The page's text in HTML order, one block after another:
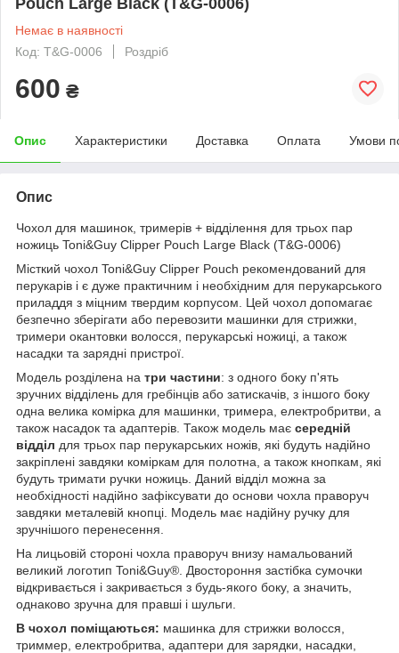
Немає в наявності
Код: T&G-0006
Роздріб
600 ₴
Опис Характеристики Доставка Оплата Умови
Опис
Чохол для машинок, тримерів + відділення для трьох пар
ножиць Toni&Guy Clipper Pouch Large Black (T&G-0006)
Місткий чохол Toni&Guy Clipper Pouch рекомендований для
перукарів і є дуже практичним і необхідним для перукарського
приладдя з міцним твердим корпусом. Цей чохол допомагає
безпечно зберігати або перевозити машинки для стрижки,
тримери окантовки волосся, перукарські ножиці, а також
насадки та зарядні пристрої.
Модель розділена на три частини: з одного боку п'ять
зручних відділень для гребінців або затискачів, з іншого боку
одна велика комірка для машинки, тримера, електробритви, а
також насадок та адаптерів. Також модель має середній
відділ для трьох пар перукарських ножів, які будуть надійно
закріплені завдяки коміркам для полотна, а також кнопкам, які
будуть тримати ручки ножиць. Даний відділ можна за
необхідності надійно зафіксувати до основи чохла праворуч
завдяки металевій кнопці. Модель має надійну ручку для
зручнішого перенесення.
На лицьовій стороні чохла праворуч внизу намальований
великий логотип Toni&Guy®. Двостороння застібка сумочки
відкривається і закривається з будь-якого боку, а значить,
однаково зручна для правші і шульги.
В чохол поміщаються: машинка для стрижки волосся,
триммер, електробритва, адаптери для зарядки, насадки,